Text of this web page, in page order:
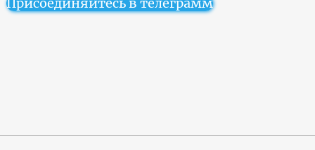
Присоединяйтесь в телеграмм